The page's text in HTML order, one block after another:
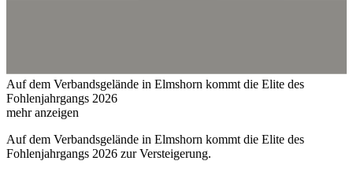
Auf dem Verbandsgelände in Elmshorn kommt die Elite des
Fohlenjahrgangs 2026
mehr anzeigen
Auf dem Verbandsgelände in Elmshorn kommt die Elite des
Fohlenjahrgangs 2026 zur Versteigerung.